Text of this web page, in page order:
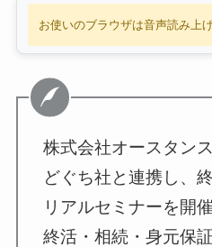
お使いのブラウザは音声読み上
株式会社オースタン
どぐち社と連携し、
リアルセミナーを開
終活・相続・身元保